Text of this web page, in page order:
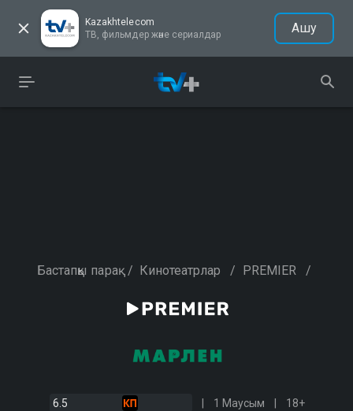
Kazakhtelecom
ТВ, фильмдер және сериалдар
Ашу
Бастапқы парақ / Кинотеатрлар / PREMIER /
6.5 1 Маусым
18+